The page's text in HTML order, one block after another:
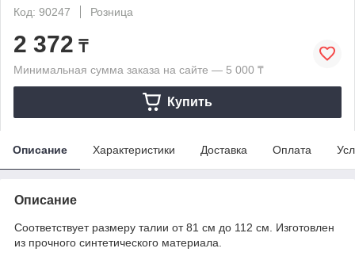
Код: 90247
Розница
2 372 ₸
Минимальная сумма заказа на сайте — 5 000 ₸
Купить
Описание Характеристики Доставка Оплата
Описание
Соответствует размеру талии от 81 см до 112 см. Изготовлен
из прочного синтетического материала.